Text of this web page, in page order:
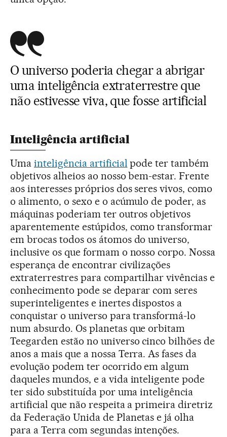
O universo poderia chegar a abrigar
uma inteligência extraterrestre que
não estivesse viva, que fosse artificial
Inteligência artificial
Uma inteligência artificial pode ter também
objetivos alheios ao nosso bem-estar. Frente
aos interesses próprios dos seres vivos, como
o alimento, o sexo e o acúmulo de poder, as
máquinas poderiam ter outros objetivos
aparentemente estúpidos, como transformar
em brocas todos os átomos do universo,
inclusive os que formam o nosso corpo. Nossa
esperança de encontrar civilizações
extraterrestres para compartilhar vivências e
conhecimento pode se deparar com seres
superinteligentes e inertes dispostos a
conquistar o universo para transformá-lo
num absurdo. Os planetas que orbitam
Teegarden estão no universo cinco bilhões de
anos a mais que a nossa Terra. As fases da
evolução podem ter ocorrido em algum
daqueles mundos, e a vida inteligente pode
ter sido substituída por uma inteligência
artificial que não respeita a primeira diretriz
da Federação Unida de Planetas e já olha
para a Terra com segundas intenções.